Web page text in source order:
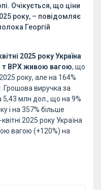
Очікується, що ціни
року, – повідомляє
Георгій
2025 року Україна
т ВРХ живою вагою, що
року, але на 164%
Грошова виручка за
5,43 млн дол., що на 9%
і на 357% більше
2025 року Україна
вагою (+120%) на